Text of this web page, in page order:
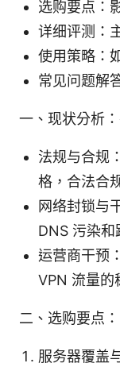
选购要点：
详细评测：
使用策略：
常见问题解
一、现状分析
法规与合规
格，合法合
网络封锁与
DNS 污染和
运营商干预
VPN 流量的
二、选购要点
服务器覆盖